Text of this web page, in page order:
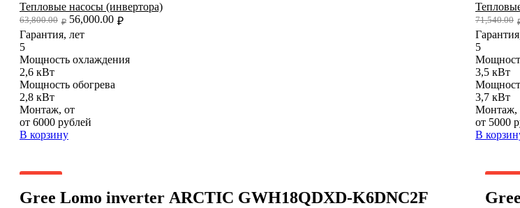
Тепловые насосы (инвертора)
₽
63,800.00 ₽
56,000.00
Гарантия, лет
5
Мощность охлаждения
2,6 кВт
Мощность обогрева
2,8 кВт
Монтаж, от
от 6000 рублей
В корзину
71,540.00
5
3,5 кВт
3,7 кВт
Монтаж,
от 5000
В
Gree Lomo inverter ARCTIC GWH18QDXD-K6DNC2F